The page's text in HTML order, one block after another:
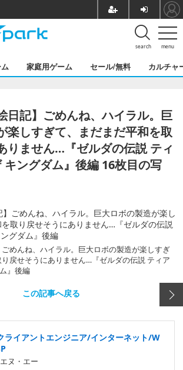
menu
search
家庭用ゲーム セール/無料 カルチャ
日記】ごめんね、ハイラル。巨
楽しすぎて、まだまだ平和を取
りません…『ゼルダの伝説 ティ
キングダム』後編 16枚目の写
ごめんね、ハイラル。巨大ロボの製造が楽しすぎ
戻せそうにありません…『ゼルダの伝説 ティア
』後編
この記事へ戻る
ライアントエンジニア/インターネット/W
ヌ・エー